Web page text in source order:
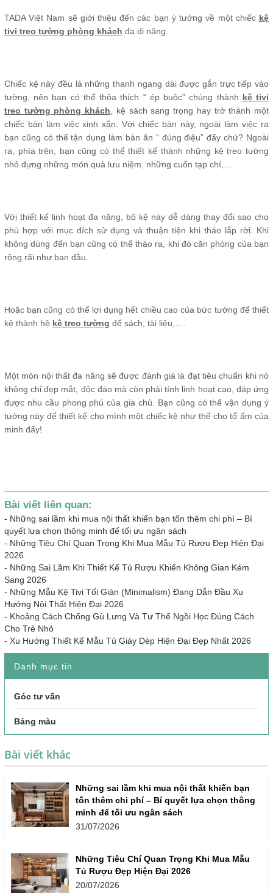
TADA Việt Nam sẽ giới thiệu đến các bạn ý tưởng về một chiếc kệ
tivi treo tường phòng khách đa di năng.
Chiếc kệ này đều là những thanh ngang dài được gắn trực tiếp vào
tường, nên bạn có thể thỏa thích “ ép buộc” chúng thành kệ tivi
treo tường phòng khách , kệ sách sang trọng hay trở thành một
chiếc bàn làm việc xinh xắn. Với chiếc bàn này, ngoài làm việc ra
bạn cũng có thể tận dụng làm bàn ăn “ đúng điệu” đấy chứ? Ngoài
ra, phía trên, bạn cũng có thể thiết kế thành những kệ treo tường
nhỏ đựng những món quà lưu niệm, những cuốn tạp chí,…
Với thiết kế linh hoạt đa năng, bộ kệ này dễ dàng thay đổi sao cho
phù hợp với mục đích sử dụng và thuận tiện khi tháo lắp rời. Khi
không dùng đến bạn cũng có thể tháo ra, khi đó căn phòng của bạn
rộng rãi như ban đầu.
Hoặc bạn cũng có thể lợi dụng hết chiều cao của bức tường để thiết
kệ thành hệ kệ treo tường để sách, tài liệu,….
Một món nội thất đa năng sẽ được đánh giá là đạt tiêu chuẩn khi nó
không chỉ đẹp mắt, độc đáo mà còn phải tính linh hoạt cao, đáp ứng
được nhu cầu phong phú của gia chủ. Bạn cũng có thể vận dụng ý
tưởng này để thiết kế cho mình một chiếc kệ như thế cho tổ ấm của
minh đấy!
Bài viết liên quan:
- Những sai lầm khi mua nội thất khiến bạn tốn thêm chi phí – Bí
quyết lựa chọn thông minh để tối ưu ngân sách
- Những Tiêu Chí Quan Trọng Khi Mua Mẫu Tủ Rượu Đẹp Hiện Đại
2026
- Những Sai Lầm Khi Thiết Kế Tủ Rượu Khiến Không Gian Kém
Sang 2026
- Những Mẫu Kệ Tivi Tối Giản (Minimalism) Đang Dẫn Đầu Xu
Hướng Nội Thất Hiện Đại 2026
- Khoảng Cách Chống Gù Lưng Và Tư Thế Ngồi Học Đúng Cách
Cho Trẻ Nhỏ
- Xu Hướng Thiết Kế Mẫu Tủ Giày Dép Hiện Đại Đẹp Nhất 2026
Danh mục tin
Góc tư vấn
Bảng màu
Bài viết khác
Những sai lầm khi mua nội thất khiến bạn
tốn thêm chi phí – Bí quyết lựa chọn thông
minh để tối ưu ngân sách
31/07/2026
Những Tiêu Chí Quan Trọng Khi Mua Mẫu
Tủ Rượu Đẹp Hiện Đại 2026
20/07/2026